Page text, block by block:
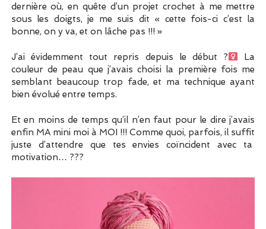
dernière où, en quête d’un projet crochet à me mettre
sous les doigts, je me suis dit « cette fois-ci c’est la
bonne, on y va, et on lâche pas !!! »
J’ai évidemment tout repris depuis le début ?‍
La
couleur de peau que j’avais choisi la première fois me
semblant beaucoup trop fade, et ma technique ayant
bien évolué entre temps.
Et en moins de temps qu’il n’en faut pour le dire j’avais
enfin MA mini moi à MOI !!! Comme quoi, parfois, il suffit
juste d’attendre que tes envies coïncident avec ta
motivation… ???